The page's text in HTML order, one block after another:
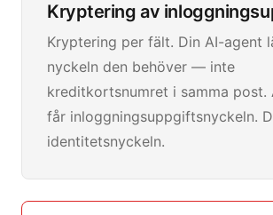
Kryptering av
Kryptering per fält. Din AI-agent
nyckeln den behöver — inte
kreditkortsnumret i samma post.
får inloggningsuppgiftsnyckeln.
identitetsnyckeln.